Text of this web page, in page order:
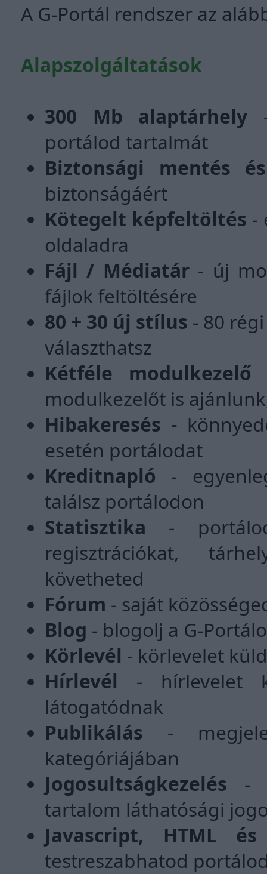
A G-Portál rendszer az
Alapszolgáltatások
300 Mb alaptárhely
portálod tartalmát
Biztonsági mentés
biztonságáért
Kötegelt képfeltöltés -
oldaladra
Fájl / Médiatár- új
fájlok feltöltésére
80 + 30 új stílus - 80
választhatsz
Kétféle modulkezelő
modulkezelőt is
Hibakeresés -
esetén portálodat
Kreditnapló -
találsz portálodon
Statisztika -
regisztrációkat,
követheted
Fórum - saját
Blog - blogolj a G-
Körlevél - körlevelet
Hírlevél - hírlevelet
látogatódnak
Publikálás -
kategóriájában
Jogosultságkezelés -
tartalom láthatósági
Javascript, HTML
testreszabhatod